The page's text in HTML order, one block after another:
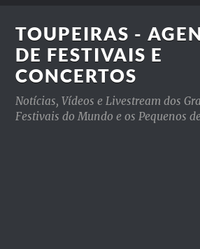
TOUPEIRAS -
DE FESTIVAIS E
CONCERTOS
Notícias, Vídeos e Livestream dos
Festivais do Mundo e os Pequenos